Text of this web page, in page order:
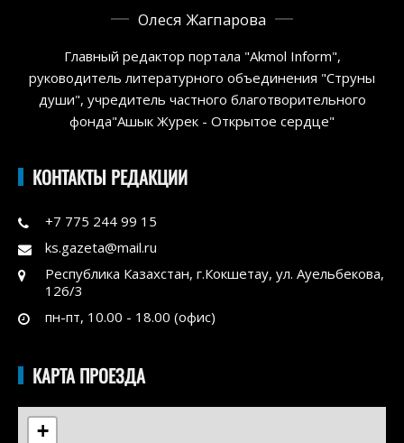
Олеся Жагпарова
Главный редактор портала "Akmol Inform",
руководитель литературного объединения "Струны
души", учредитель частного благотворительного
фонда"Ашык Журек - Открытое сердце"
КОНТАКТЫ РЕДАКЦИИ
+7 775 244 99 15
ks.gazeta@mail.ru
Республика Казахстан, г.Кокшетау, ул. Ауельбекова,
126/3
пн-пт, 10.00 - 18.00 (офис)
КАРТА ПРОЕЗДА
+